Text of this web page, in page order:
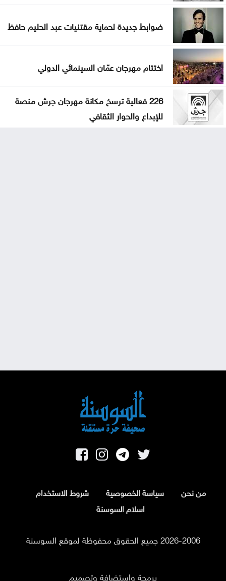
ضوابط جديدة لحماية مقتنيات عبد الحليم حافظ
اختتام مهرجان عمّان السينمائي الدولي
226 فعالية ترسخ مكانة مهرجان جرش منصة
للإبداع والحوار الثقافي
من نحن سياسة الخصوصية
شروط الاستخدام
اسلام السوسنة
2026-2006 جميع الحقوق محفوظة لموقع السوسنة
برمجة واستضافة وتصميم